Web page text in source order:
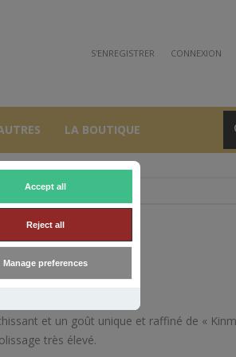
Accept all
Reject all
Manage preferences
S'ENREGISTRER CONNEXION
LA BOUTIQUE
et un goût unique et raffiné de «
très élevé.